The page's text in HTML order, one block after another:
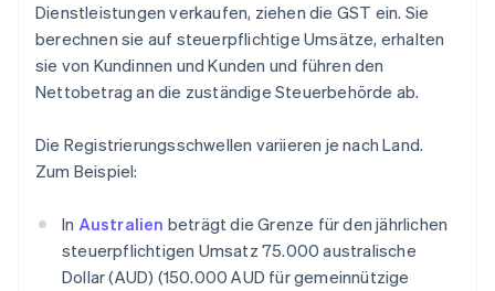
Dienstleistungen verkaufen, ziehen die GST ein. Sie
berechnen sie auf steuerpflichtige Umsätze, erhalten
sie von Kundinnen und Kunden und führen den
Nettobetrag an die zuständige Steuerbehörde ab.
Die Registrierungsschwellen variieren je nach Land.
Zum Beispiel:
In Australien beträgt die Grenze für den jährlichen
steuerpflichtigen Umsatz 75.000 australische
Dollar (AUD) (150.000 AUD für gemeinnützige